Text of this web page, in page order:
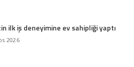
ilk iş deneyimine ev sahipliği yaptı
2026